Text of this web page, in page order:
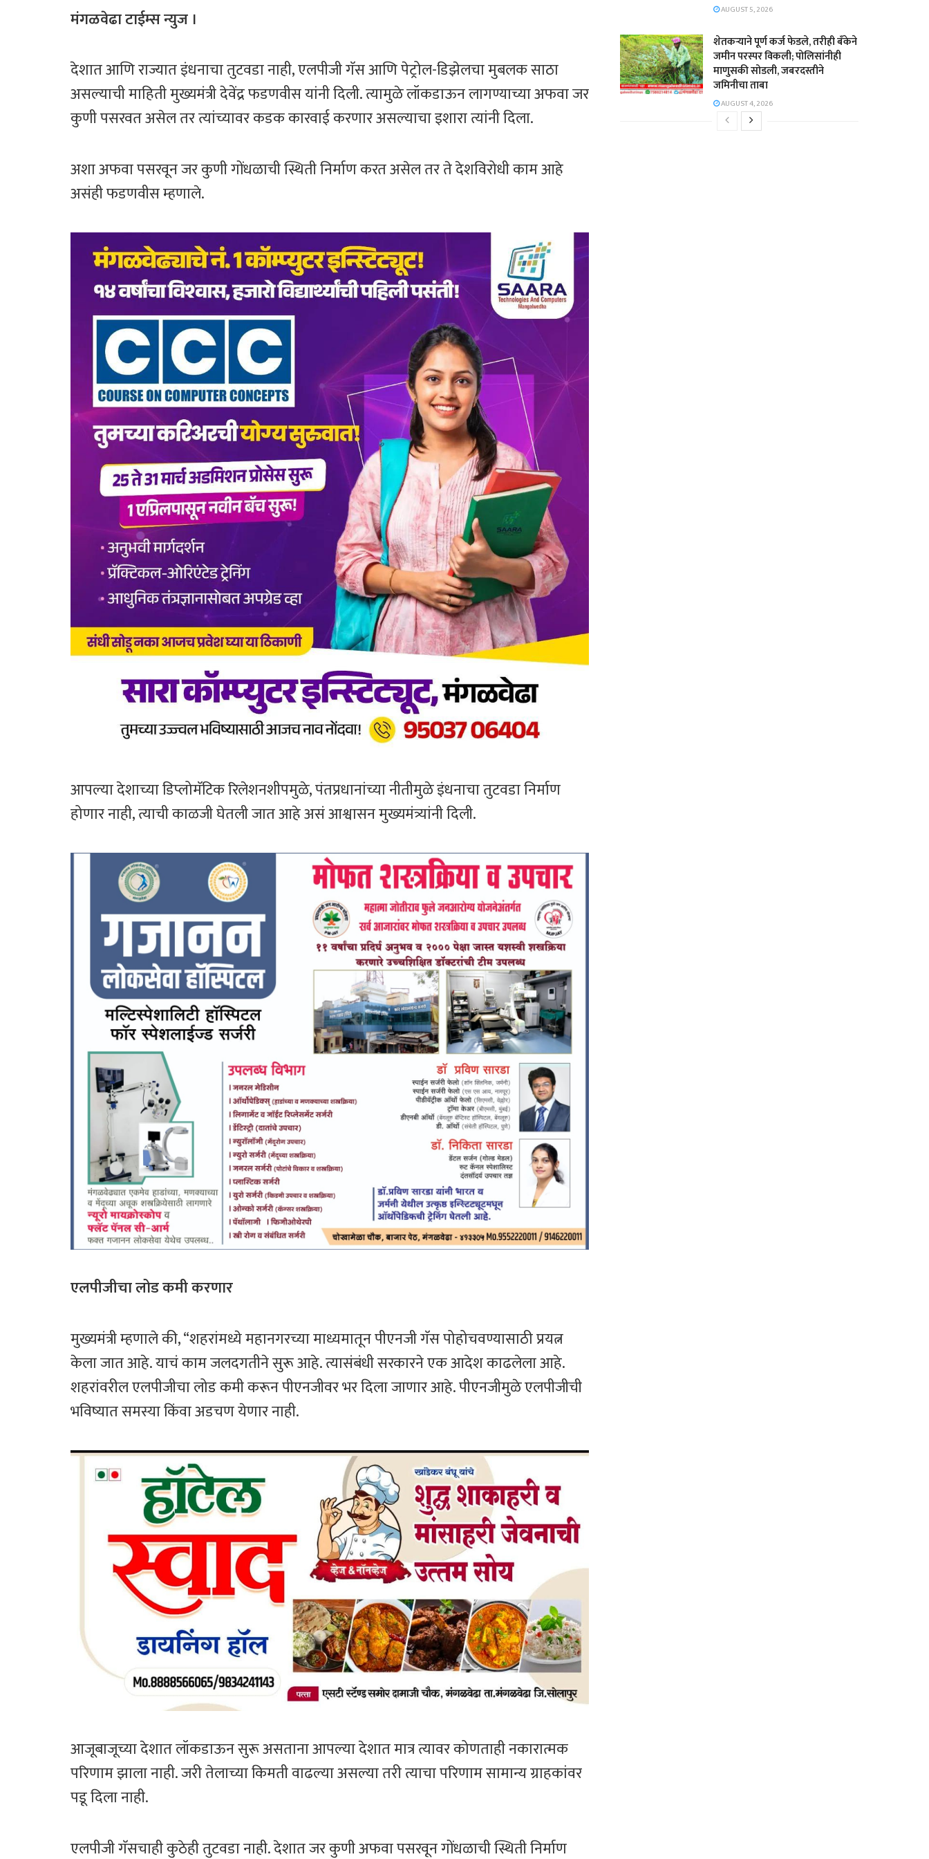
b
ok
tt at
p
p
e
मंगळवेढा टाईम्स न्युज ।
देशात आणि राज्यात इंधनाचा तुटवडा नाही, एलपीजी गॅस आणि पेट्रोल-डिझेलचा मुबलक साठा
असल्याची माहिती मुख्यमंत्री देवेंद्र फडणवीस यांनी दिली. त्यामुळे लॉकडाऊन लागण्याच्या अफवा जर
कुणी पसरवत असेल तर त्यांच्यावर कडक कारवाई करणार असल्याचा इशारा त्यांनी दिला.
अशा अफवा पसरवून जर कुणी गोंधळाची स्थिती निर्माण करत असेल तर ते देशविरोधी काम आहे
असंही फडणवीस म्हणाले.
आपल्या देशाच्या डिप्लोमॅटिक रिलेशनशीपमुळे, पंतप्रधानांच्या नीतीमुळे इंधनाचा तुटवडा निर्माण
होणार नाही, त्याची काळजी घेतली जात आहे असं आश्वासन मुख्यमंत्र्यांनी दिली.
एलपीजीचा लोड कमी करणार
मुख्यमंत्री म्हणाले की, “शहरांमध्ये महानगरच्या माध्यमातून पीएनजी गॅस पोहोचवण्यासाठी प्रयत्न
केला जात आहे. याचं काम जलदगतीने सुरू आहे. त्यासंबंधी सरकारने एक आदेश काढलेला आहे.
शहरांवरील एलपीजीचा लोड कमी करून पीएनजीवर भर दिला जाणार आहे. पीएनजीमुळे एलपीजीची
भविष्यात समस्या किंवा अडचण येणार नाही.
आजूबाजूच्या देशात लॉकडाऊन सुरू असताना आपल्या देशात मात्र त्यावर कोणताही नकारात्मक
परिणाम झाला नाही. जरी तेलाच्या किमती वाढल्या असल्या तरी त्याचा परिणाम सामान्य ग्राहकांवर
पडू दिला नाही.
एलपीजी गॅसचाही कुठेही तुटवडा नाही. देशात जर कुणी अफवा पसरवून गोंधळाची स्थिती निर्माण
AUGUST 5, 2026
शेतकऱ्याने पूर्ण कर्ज फेडले, तरीही बँकेने
जमीन परस्पर विकली; पोलिसांनीही
माणुसकी सोडली, जबरदस्तीने
जमिनीचा ताबा
AUGUST 4, 2026